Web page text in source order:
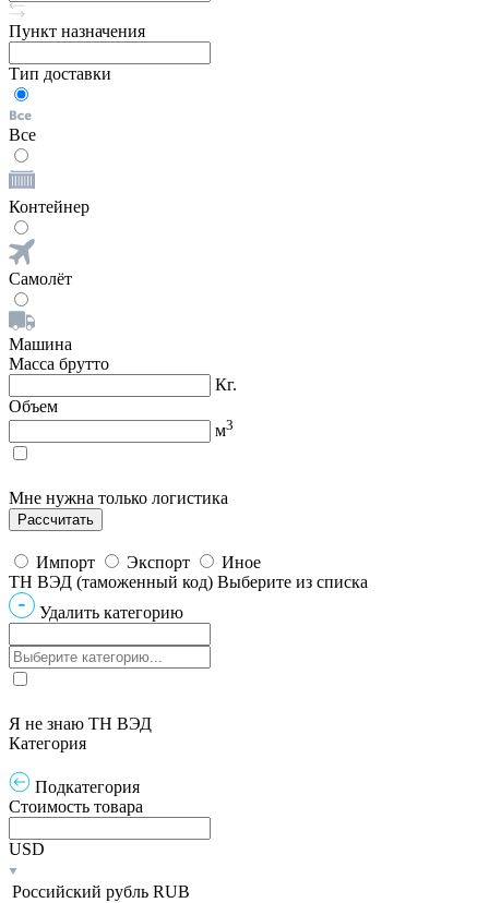
Пункт назначения
Тип доставки
Все
Контейнер
Самолёт
Машина
Масса брутто
Кг.
Объем
м3
Мне нужна только логистика
Импорт Экспорт
Иное
ТН ВЭД (таможенный код) Выберите из списка
Удалить категорию
Я не знаю ТН ВЭД
Категория
Подкатегория
Стоимость товара
USD
Российский рубль RUB